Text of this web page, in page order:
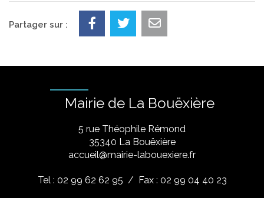
Partager sur :
Mairie de La Bouëxière
5 rue Théophile Rémond
​35340 La Bouëxière
accueil@mairie-labouexiere.fr
Tel : 02 99 62 62 95 / Fax : 02 99 04 40 23